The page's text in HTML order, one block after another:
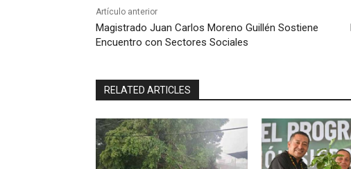
Artículo anterior
Magistrado Juan Carlos Moreno Guillén Sostiene
Encuentro con Sectores Sociales
RELATED ARTICLES